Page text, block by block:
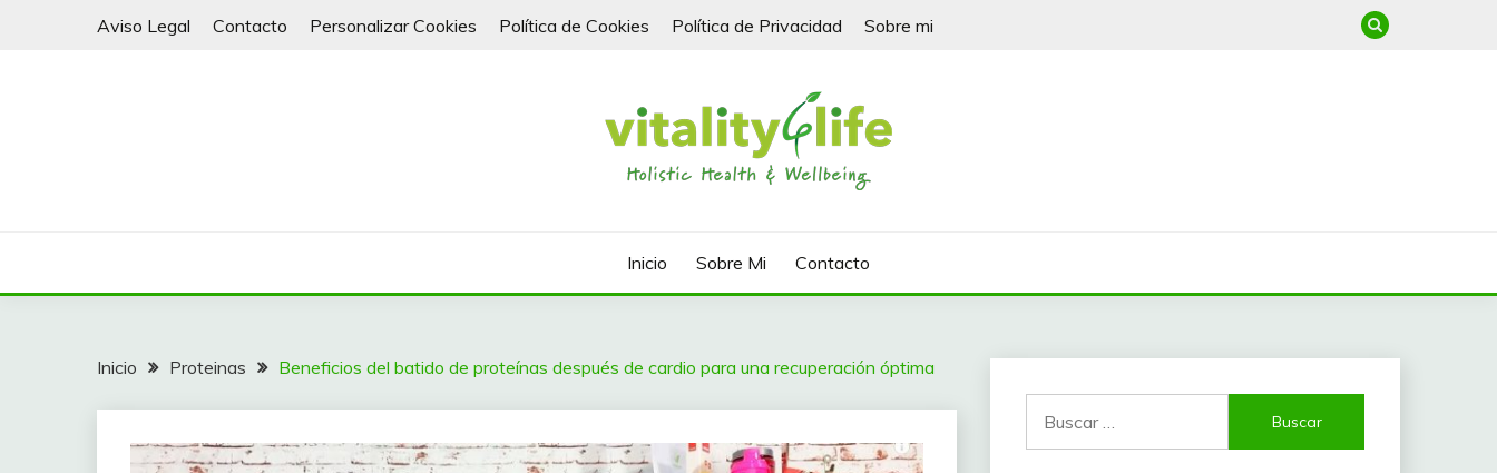
Aviso Legal Contacto Personalizar Cookies Política de Cookies Política de Privacidad Sobre mi
Inicio Sobre Mi Contacto
Inicio Proteinas Beneficios del batido de proteínas después de cardio para una recuperación óptima